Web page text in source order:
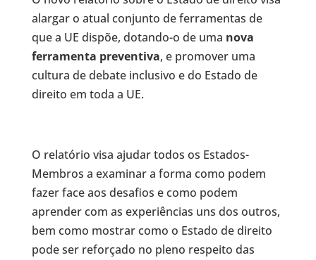
alargar o atual conjunto de ferramentas de
que a UE dispõe, dotando-o de uma nova
ferramenta preventiva, e promover uma
cultura de debate inclusivo e do Estado de
direito em toda a UE.
O relatório visa ajudar todos os Estados-
Membros a examinar a forma como podem
fazer face aos desafios e como podem
aprender com as experiências uns dos outros,
bem como mostrar como o Estado de direito
pode ser reforçado no pleno respeito das